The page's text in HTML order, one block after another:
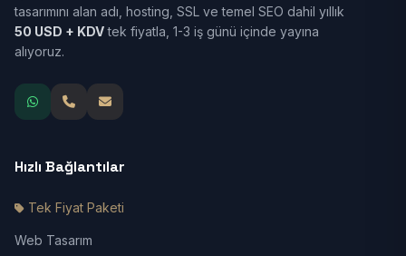
tasarımını alan adı, hosting, SSL ve temel SEO dahil yıllık
50 USD + KDVtek fiyatla, 1-3 iş günü içinde yayına
alıyoruz.
Hızlı Bağlantılar
Tek Fiyat Paketi
Web Tasarım